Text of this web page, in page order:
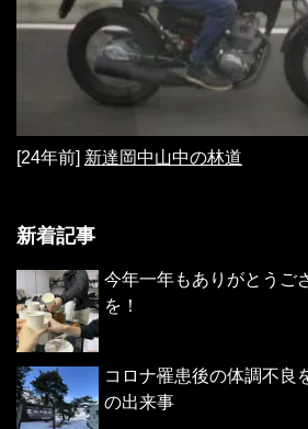
[24年前] 新達岡中山中の林道
新着記事
今年一年もありがとうご
を！
コロナ罹患後の体調不良
の出来事